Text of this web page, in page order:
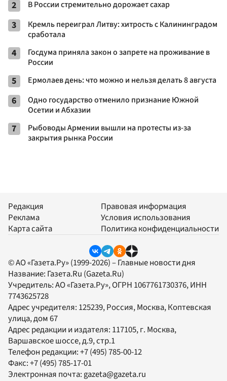
2 В России стремительно дорожает сахар
3
Кремль переиграл Литву: хитрость с Калининградом
сработала
4
Госдума приняла закон о запрете на проживание в
России
5 Ермолаев день: что можно и нельзя делать 8 августа
6
Одно государство отменило признание Южной
Осетии и Абхазии
7
Рыбоводы Армении вышли на протесты из-за
закрытия рынка России
Редакция
Реклама
Карта сайта
Правовая информация
Условия использования
Политика конфиденциальности
© АО «Газета.Ру» (1999-2026) – Главные новости дня
Название: Газета.Ru (Gazeta.Ru)
Учредитель:АО «Газета.Ру», ОГРН 1067761730376, ИНН
7743625728
Адрес учредителя: 125239, Россия, Москва, Коптевская
улица, дом 67
Адрес редакции и издателя: 117105, г. Москва,
Варшавское шоссе, д.9, стр.1
Телефон редакции:+7 (495) 785-00-12
Факс:+7 (495) 785-17-01
Электронная почта: gazeta@gazeta.ru